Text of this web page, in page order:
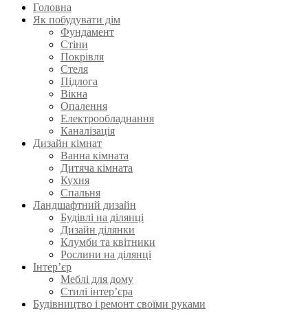
Головна
Як побудувати дім
Фундамент
Стіни
Покрівля
Стеля
Підлога
Вікна
Опалення
Електрообладнання
Каналізація
Дизайн кімнат
Ванна кімната
Дитяча кімната
Кухня
Спальня
Ландшафтний дизайн
Будівлі на ділянці
Дизайн ділянки
Клумби та квітники
Рослини на ділянці
Інтер’єр
Меблі для дому
Стилі інтер’єра
Будівництво і ремонт своїми руками